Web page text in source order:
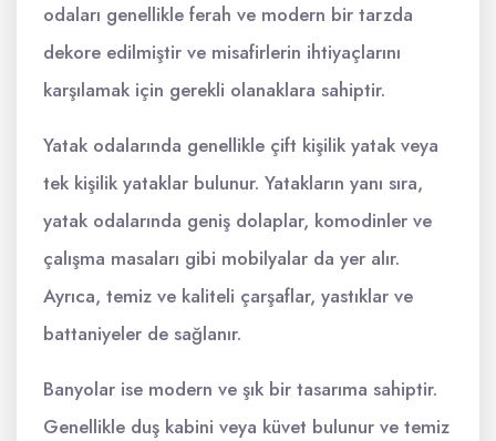
odaları genellikle ferah ve modern bir tarzda
dekore edilmiştir ve misafirlerin ihtiyaçlarını
karşılamak için gerekli olanaklara sahiptir.
Yatak odalarında genellikle çift kişilik yatak veya
tek kişilik yataklar bulunur. Yatakların yanı sıra,
yatak odalarında geniş dolaplar, komodinler ve
çalışma masaları gibi mobilyalar da yer alır.
Ayrıca, temiz ve kaliteli çarşaflar, yastıklar ve
battaniyeler de sağlanır.
Banyolar ise modern ve şık bir tasarıma sahiptir.
Genellikle duş kabini veya küvet bulunur ve temiz